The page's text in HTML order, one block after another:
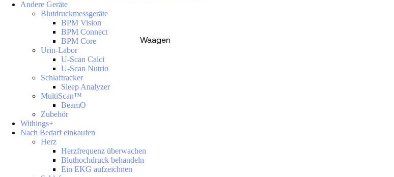
Waagen
Andere Geräte
Blutdruckmessgeräte
BPM Vision
BPM Connect
BPM Core
Urin-Labor
U-Scan Calci
U-Scan Nutrio
Schlaftracker
Sleep Analyzer
MultiScan™
BeamO
Zubehör
Withings+
Nach Bedarf einkaufen
Herz
Herzfrequenz überwachen
Bluthochdruck behandeln
Ein EKG aufzeichnen